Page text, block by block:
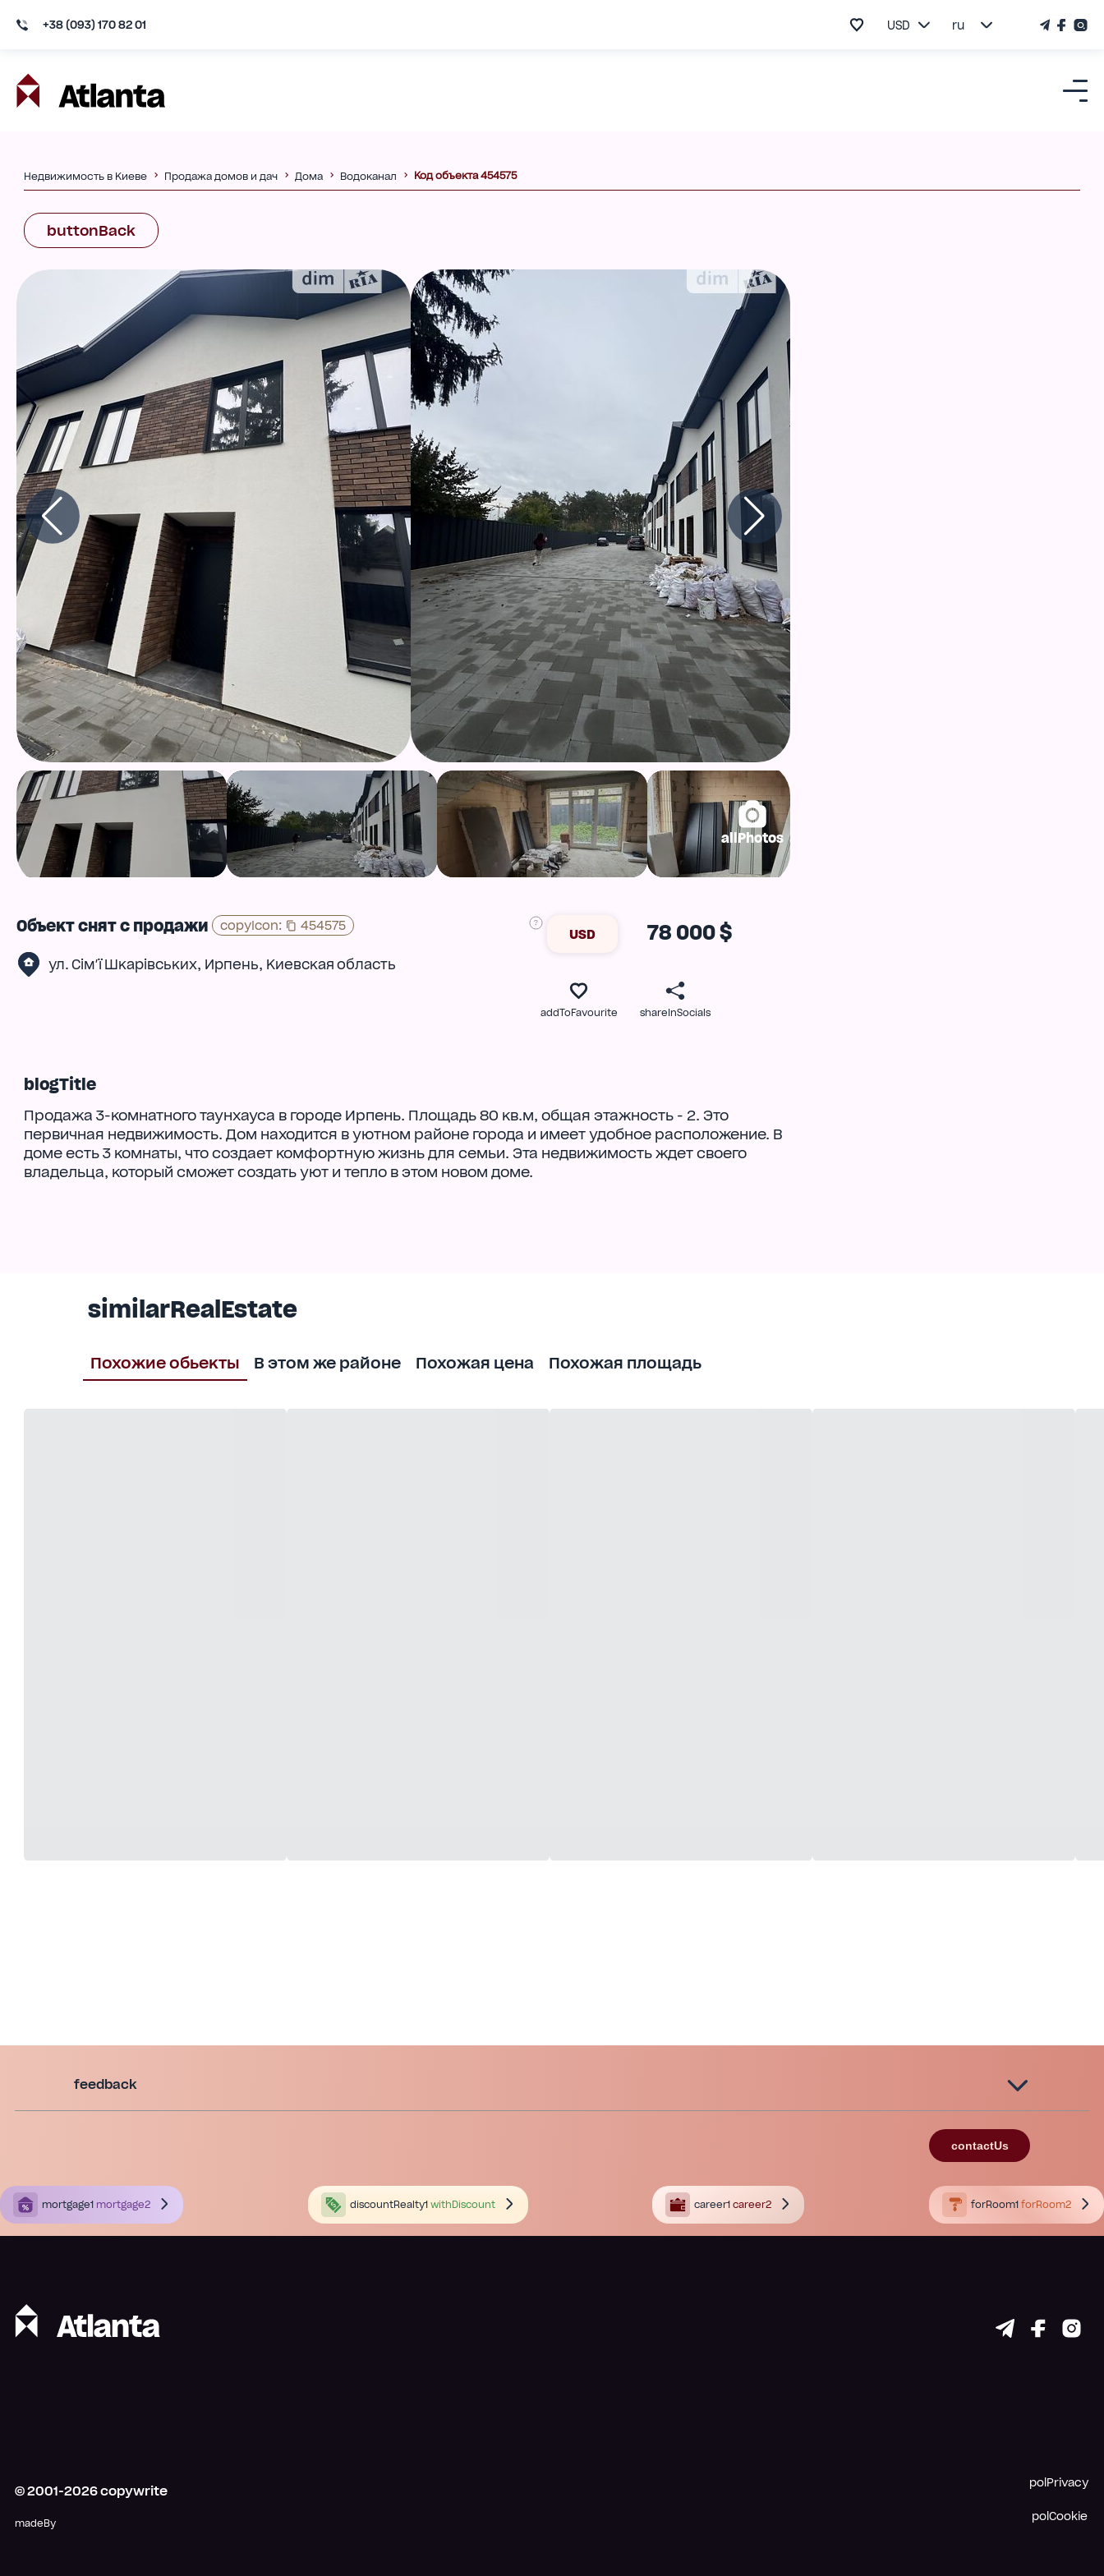
+38 (093) 170 82 01 USD ru
Недвижимость в Киеве Продажа домов и дач Дома Водоканал Код объекта 454575
buttonBack
allPhotos
Объект снят с продажи copyIcon: 454575
ул. Сім'ї Шкарівських, Ирпень, Киевская область
USD 78 000 $
addToFavourite shareInSocials
blogTitle
Продажа 3-комнатного таунхауса в городе Ирпень. Площадь 80 кв.м, общая этажность - 2. Это
первичная недвижимость. Дом находится в уютном районе города и имеет удобное расположение. В
доме есть 3 комнаты, что создает комфортную жизнь для семьи. Эта недвижимость ждет своего
владельца, который сможет создать уют и тепло в этом новом доме.
similarRealEstate
Похожие обьекты В этом же районе Похожая цена Похожая площадь
feedback
contactUs
mortgage1 mortgage2 discountRealty1 withDiscount career1 career2 forRoom1 forRoom2
© 2001-2026copywrite
madeBy
polPrivacy
polCookie